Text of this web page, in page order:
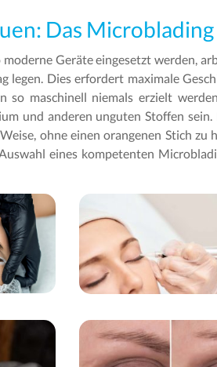
Das Microblading
Geräte eingesetzt werden,
legen. Dies erfordert maximale
maschinell niemals erzielt
und anderen unguten Stoffen
ohne einen orangenen Stich
eines kompetenten